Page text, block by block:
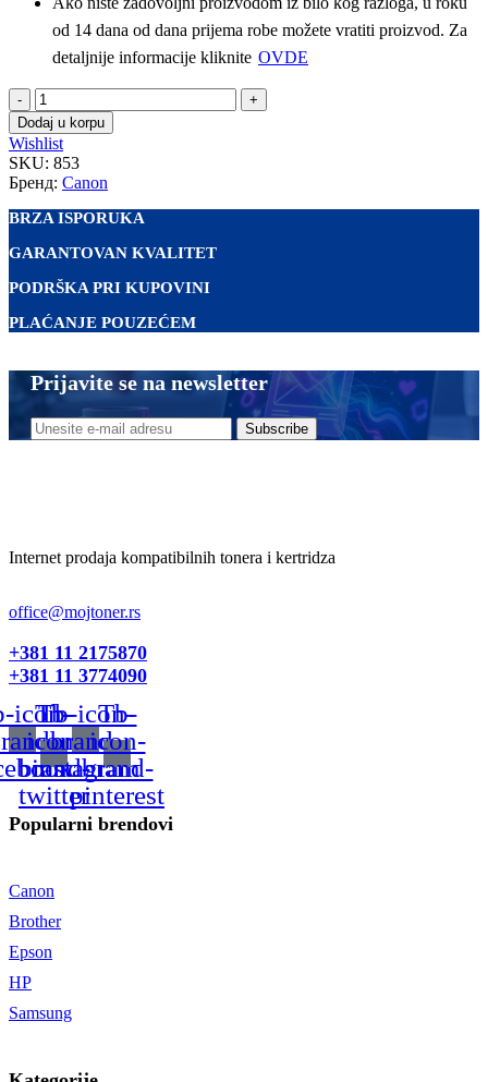
od 14 dana od dana prijema robe možete vratiti proizvod. Za
detaljnije informacije kliknite OVDE
Canon
C-
EXV-
18
/
GPR-
22
Kompatibilni
količina
Dodaj u korpu
Wishlist
SKU: 853
Бренд: Canon
BRZA ISPORUKA
GARANTOVAN KVALITET
PODRŠKA PRI KUPOVINI
PLAĆANJE POUZEĆEM
Prijavite se na newsletter
Subscribe
Internet prodaja kompatibilnih tonera i kertridza
office@mojtoner.rs
+381 11 2175870
+381 11 3774090
icon-
Tb-
icon-
brand-
twitter
Tb-icon-
brand-
instagram
Tb-
icon-
brand-
pinterest
Popularni brendovi
Canon
Brother
Epson
HP
Samsung